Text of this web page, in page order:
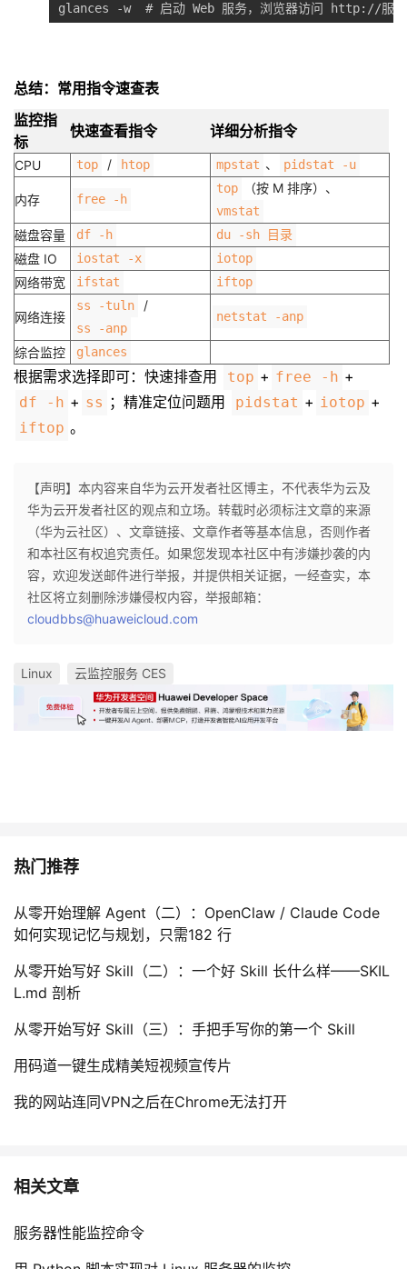
glances
-w # 启动 Web 服务，浏览器访问 http://服
总结：常用指令速查表
监控指
标
快速查看指令 详细分析指令
CPU top / htop mpstat 、 pidstat -u
内存 free -h
top （按 M 排序）、
vmstat
磁盘容量 df -h du -sh 目录
磁盘 IO iostat -x iotop
网络带宽 ifstat iftop
网络连接
ss -tuln /
ss -anp
netstat -anp
综合监控 glances
根据需求选择即可：快速排查用 top + free -h +
df -h + ss ；精准定位问题用 pidstat + iotop +
iftop 。
【声明】本内容来自华为云开发者社区博主，不代表华为云及
华为云开发者社区的观点和立场。转载时必须标注文章的来源
（华为云社区）、文章链接、文章作者等基本信息，否则作者
和本社区有权追究责任。如果您发现本社区中有涉嫌抄袭的内
容，欢迎发送邮件进行举报，并提供相关证据，一经查实，本
社区将立刻删除涉嫌侵权内容，举报邮箱：
cloudbbs@huaweicloud.com
Linux 云监控服务 CES
热门推荐
从零开始理解 Agent（二）：OpenClaw / Claude Code
如何实现记忆与规划，只需182 行
从零开始写好 Skill（二）：一个好 Skill 长什么样——SKIL
L.md 剖析
从零开始写好 Skill（三）：手把手写你的第一个 Skill
用码道一键生成精美短视频宣传片
我的网站连同VPN之后在Chrome无法打开
相关文章
服务器性能监控命令